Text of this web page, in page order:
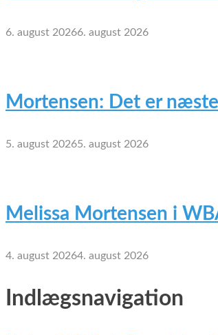
6. august 20266. august 2026
Mortensen: Det er
5. august 20265. august 2026
Melissa Mortensen i
4. august 20264. august 2026
Indlægsnavigation